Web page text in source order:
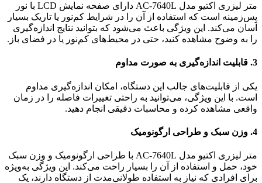
متر لیزری اکتیو مدل AC-7640L دارای صفحه نمایش LCD با نور
پس‌زمینه است که استفاده از آن را در شرایط کم‌نور یا تاریک بسیار
آسان می‌کند. این ویژگی باعث می‌شود که بتوانید نتایج اندازه‌گیری
را به وضوح مشاهده کنید، حتی در محیط‌های کم‌نور یا در فضای باز.
3. قابلیت اندازه‌گیری به صورت مداوم
یکی از قابلیت‌های جالب این دستگاه، امکان اندازه‌گیری مداوم
است. با این ویژگی، می‌توانید به راحتی تغییرات فاصله را در زمان
واقعی مشاهده کرده و محاسبات دقیقی انجام دهید.
4. وزن سبک و طراحی ارگونومیک
متر لیزری اکتیو مدل AC-7640L با طراحی ارگونومیک و وزن سبک
خود، حمل و استفاده از آن را بسیار راحت می‌کند. این ویژگی به‌ویژه
برای افرادی که نیاز به استفاده طولانی‌مدت از دستگاه دارند، یک